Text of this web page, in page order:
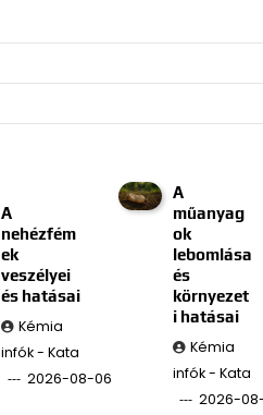
A
nehézfém
ek
veszélyei
és hatásai
Kémia
infók - Kata
2026-08-06
A
műanyag
ok
lebomlása
és
környezet
i hatásai
Kémia
infók - Kata
2026-